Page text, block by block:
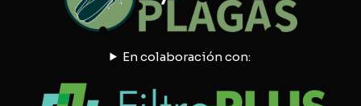
En colaboración con: